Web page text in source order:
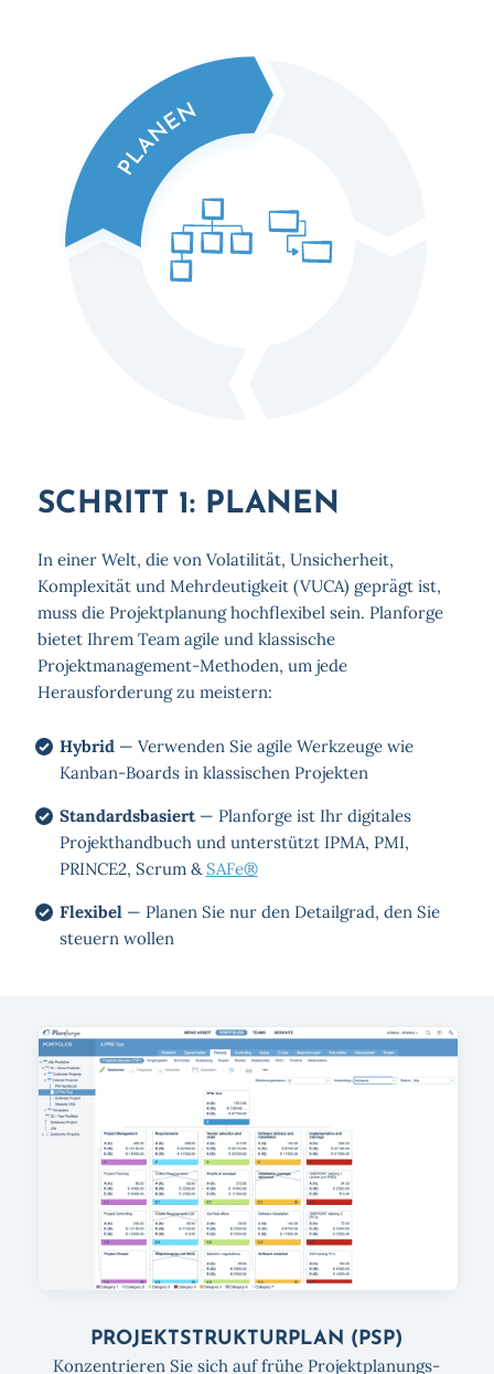
SCHRITT 1: PLANEN
In einer Welt, die von Volatilität, Unsicherheit,
Komplexität und Mehrdeutigkeit (VUCA) geprägt ist,
muss die Projektplanung hochflexibel sein. Planforge
bietet Ihrem Team agile und klassische
Projektmanagement-Methoden, um jede
Herausforderung zu meistern:
Hybrid — Verwenden Sie agile Werkzeuge wie
Kanban-Boards in klassischen Projekten
Standardsbasiert— Planforge ist Ihr digitales
Projekthandbuch und unterstützt IPMA, PMI,
PRINCE2, Scrum & SAFe®
Flexibel — Planen Sie nur den Detailgrad, den Sie
steuern wollen
PROJEKT­STRUKTURPLAN (PSP)
Konzentrieren Sie sich auf frühe Projektplanungs­